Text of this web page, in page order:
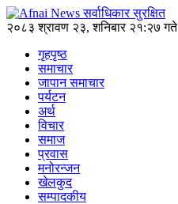
२०८३ श्रावण २३, शनिबार २१:२७ गते
गृहपृष्ठ
समाचार
जापान समाचार
पर्यटन
अर्थ
विचार
समाज
प्रवास
मनोरन्जन
खेलकुद
सम्पादकीय